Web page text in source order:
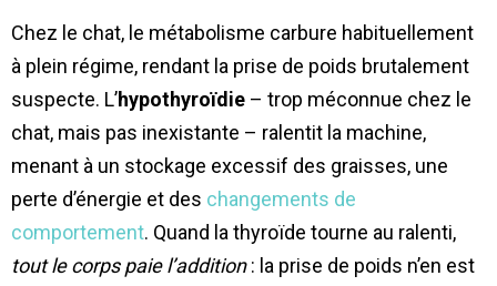
Chez le chat, le métabolisme carbure habituellement
à plein régime, rendant la prise de poids brutalement
suspecte. L’hypothyroïdie – trop méconnue chez le
chat, mais pas inexistante – ralentit la machine,
menant à un stockage excessif des graisses, une
perte d’énergie et des changements de
comportement. Quand la thyroïde tourne au ralenti,
tout le corps paie l’addition: la prise de poids n’en est